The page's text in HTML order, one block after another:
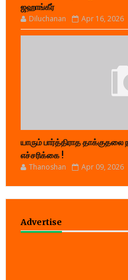
ஜஹாங்கீர்
Diluchanan Apr 16, 2026
யாரும் பார்த்திராத
எச்சரிக்கை !
Thanoshan Apr 09, 2026
Advertise